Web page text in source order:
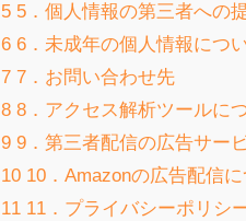
5 5．個人情報の第三者への
6 6．未成年の個人情報につ
7 7．お問い合わせ先
8 8．アクセス解析ツールに
9 9．第三者配信の広告サー
10 10．Amazonの広告配信
11 11．プライバシーポリシ